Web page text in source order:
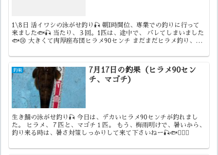
1\8日 活イワシの泳がせ釣り🎣 朝I時間位、専業での釣りに行って
来ました🐟🎣 当たり、３回。1匹は、途中で、 バレてしまいました
🐟😢 大きくて肉厚座布団ヒラメ90センチ まだまだヒラメ釣り、楽
釣果
7月17日の釣果（ヒラメ90セン
チ、マゴチ）
生き鯖の泳がせ釣り🎣 今日は、デカいヒラメ90センチが釣れまし
た。 ヒラメ、７匹と、マゴチ１匹。 もう、梅雨明けで、暑いから、
釣り来る時は、暑さ対策しっかりして来て下さいねー🎣🐟🙇🏻‍♂️